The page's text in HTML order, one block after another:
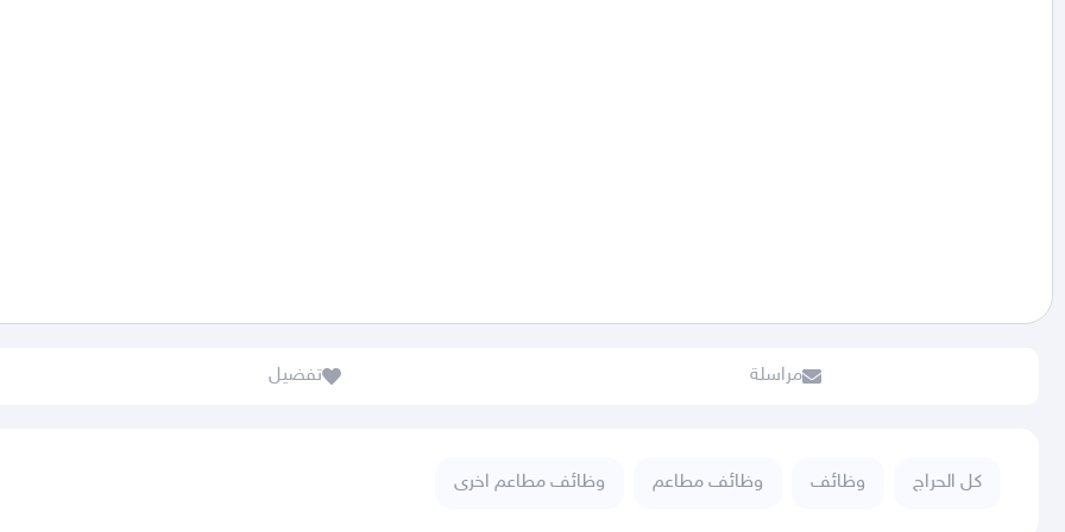
مراسلة تفضيل
كل الحراج وظائف وظائف مطاعم وظائف مطاعم اخرى